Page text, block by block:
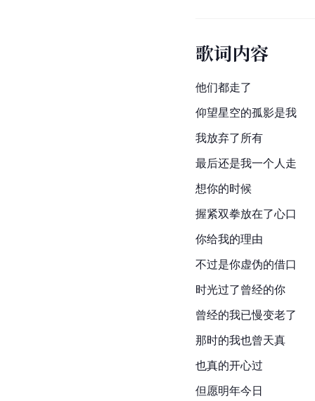
歌词内容
他们都走了
仰望星空的孤影是我
我放弃了所有
最后还是我一个人走
想你的时候
握紧双拳放在了心口
你给我的理由
不过是你虚伪的借口
时光过了曾经的你
曾经的我已慢变老了
那时的我也曾天真
也真的开心过
但愿明年今日